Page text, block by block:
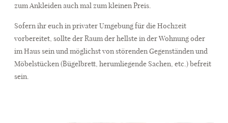
zum Ankleiden auch mal zum kleinen Preis.
Sofern ihr euch in privater Umgebung für die Hochzeit
vorbereitet, sollte der Raum der hellste in der Wohnung oder
im Haus sein und möglichst von störenden Gegenständen und
Möbelstücken (Bügelbrett, herumliegende Sachen, etc.) befreit
sein.